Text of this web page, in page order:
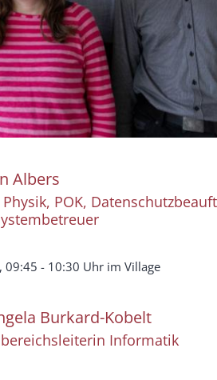
Albers
POK,
09:45 - 10:30 Uhr im Village
Burkard-Kobelt
Informatik